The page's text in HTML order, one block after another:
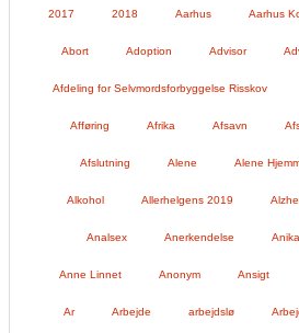
2017 2018 Aarhus Aarhus
Abort Adoption Advisor
Afdeling for Selvmordsforbyggelse Risskov
Afføring Afrika Afsavn
Afslutning Alene Alene
Alkohol Allerhelgens 2019
Analsex Anerkendelse Anika
Anne Linnet Anonym Ansigt
Ar Arbejde arbejdslø